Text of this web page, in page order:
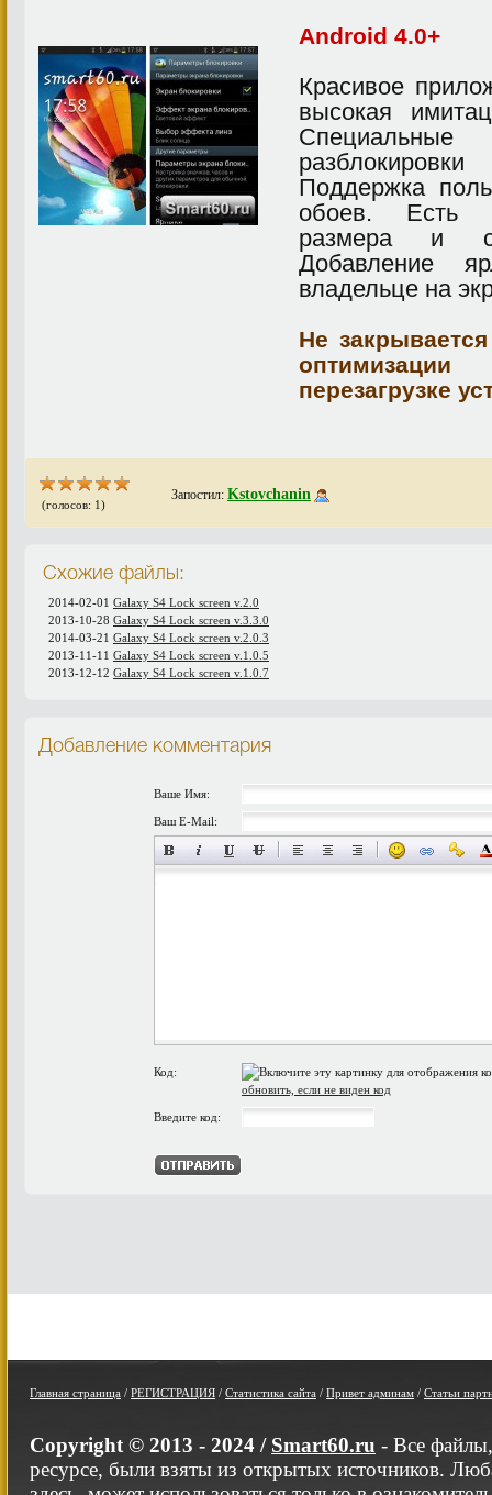
Android 4.0+
Красивое
высокая
Поддержка
обоев. Есть
размера и
Добавление
владельце на
Не
перезагрузке
(голосов: 1)
Запостил: Kstovchanin
Схожие файлы:
2014-02-01 Galaxy S4 Lock screen v.2.0
2013-10-28 Galaxy S4 Lock screen v.3.3.0
2014-03-21 Galaxy S4 Lock screen v.2.0.3
2013-11-11 Galaxy S4 Lock screen v.1.0.5
2013-12-12 Galaxy S4 Lock screen v.1.0.7
Добавление комментария
Ваше Имя:
Ваш E-Mail:
Код:
обновить, если не виден код
Введите код:
Главная страница / РЕГИСТРАЦИЯ / Статистика сайта / Привет админам / Статьи
Copyright © 2013 - 2024 / Smart60.ru - Все
ресурсе, были взяты из открытых источников.